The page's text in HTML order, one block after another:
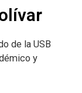
de la USB
y